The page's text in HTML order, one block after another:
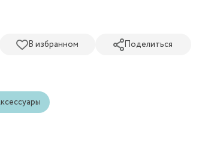
В избранном Поделиться